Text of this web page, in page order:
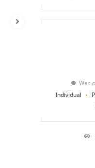
Was
Individual